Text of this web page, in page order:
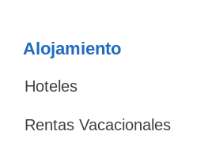
Alojamiento
Hoteles
Rentas Vacacionales